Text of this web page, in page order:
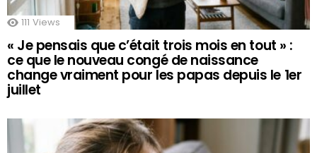
111 Views
« Je pensais que c’était trois mois en tout » :
ce que le nouveau congé de naissance
change vraiment pour les papas depuis le 1er
juillet